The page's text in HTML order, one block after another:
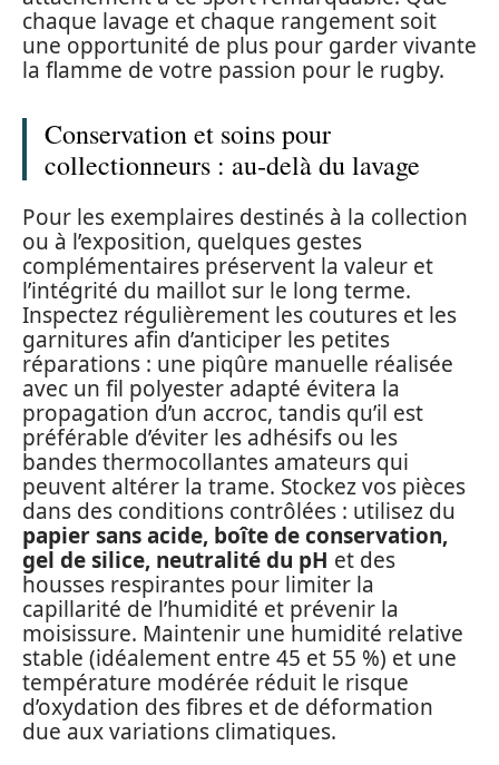
chaque lavage et chaque rangement soit
une opportunité de plus pour garder vivante
la flamme de votre passion pour le rugby.
Conservation et soins pour
collectionneurs : au‑delà du lavage
Pour les exemplaires destinés à la collection
ou à l’exposition, quelques gestes
complémentaires préservent la valeur et
l’intégrité du maillot sur le long terme.
Inspectez régulièrement les coutures et les
garnitures afin d’anticiper les petites
réparations : une piqûre manuelle réalisée
avec un fil polyester adapté évitera la
propagation d’un accroc, tandis qu’il est
préférable d’éviter les adhésifs ou les
bandes thermocollantes amateurs qui
peuvent altérer la trame. Stockez vos pièces
dans des conditions contrôlées : utilisez du
papier sans acide, boîte de conservation,
gel de silice, neutralité du pH et des
housses respirantes pour limiter la
capillarité de l’humidité et prévenir la
moisissure. Maintenir une humidité relative
stable (idéalement entre 45 et 55 %) et une
température modérée réduit le risque
d’oxydation des fibres et de déformation
due aux variations climatiques.